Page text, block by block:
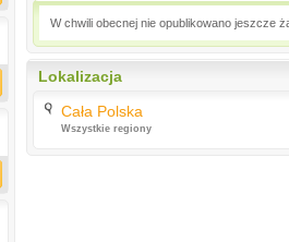
W chwili obecnej nie opublikowano jeszcze
Lokalizacja
Cała Polska
Wszystkie regiony